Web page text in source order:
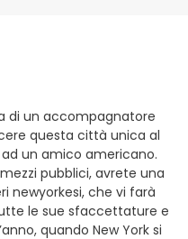
di un accompagnatore
questa città unica al
un amico americano.
pubblici, avrete una
newyorkesi, che vi farà
le sue sfaccettature e
quando New York si